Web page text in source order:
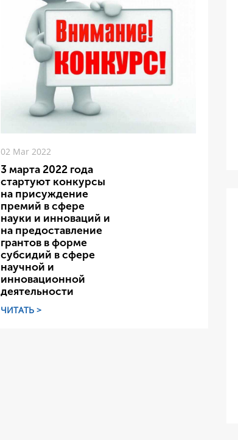
02 Mar 2022
3 марта 2022 года
стартуют конкурсы
на присуждение
премий в сфере
науки и инноваций и
на предоставление
грантов в форме
субсидий в сфере
научной и
инновационной
деятельности
ЧИТАТЬ >